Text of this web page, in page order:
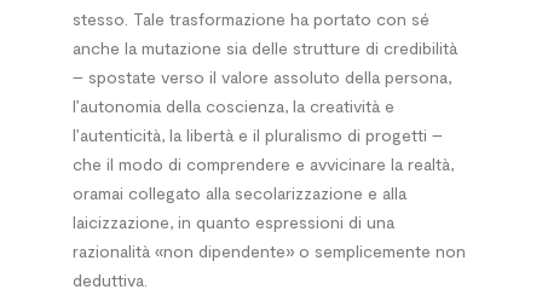
stesso. Tale trasformazione ha portato con sé
anche la mutazione sia delle strutture di credibilità
– spostate verso il valore assoluto della persona,
l’autonomia della coscienza, la creatività e
l’autenticità, la libertà e il pluralismo di progetti –
che il modo di comprendere e avvicinare la realtà,
oramai collegato alla secolarizzazione e alla
laicizzazione, in quanto espressioni di una
razionalità «non dipendente» o semplicemente non
deduttiva.